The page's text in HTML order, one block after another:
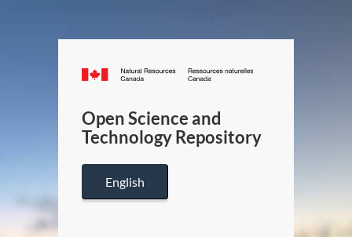
Canada.ca
/
Canada
Open Science and
Technology Repository
English